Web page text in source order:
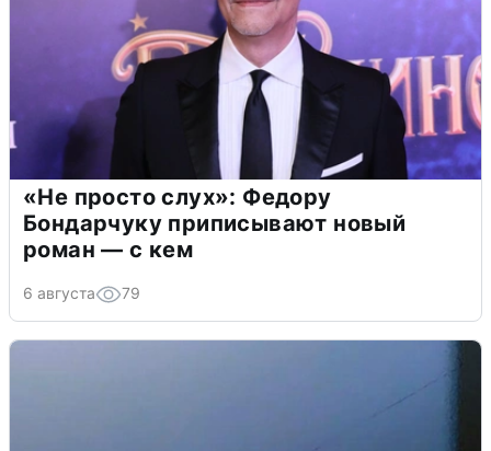
«Не просто слух»: Федору
Бондарчуку приписывают новый
роман — с кем
6 августа 79